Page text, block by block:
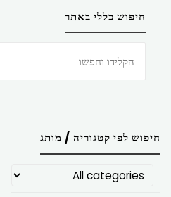
חיפוש כללי באתר
חיפוש לפי קטגוריה / מותג